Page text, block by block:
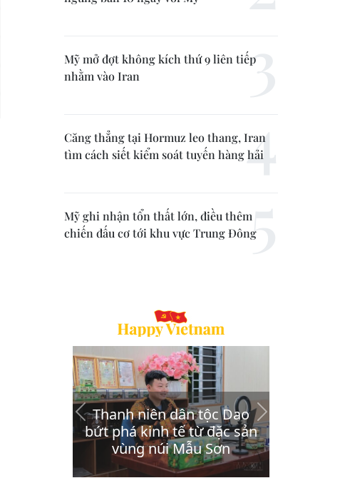
Mỹ mở đợt không kích thứ 9 liên tiếp
nhằm vào Iran
Căng thẳng tại Hormuz leo thang, Iran
tìm cách siết kiểm soát tuyến hàng hải
Mỹ ghi nhận tổn thất lớn, điều thêm
chiến đấu cơ tới khu vực Trung Đông